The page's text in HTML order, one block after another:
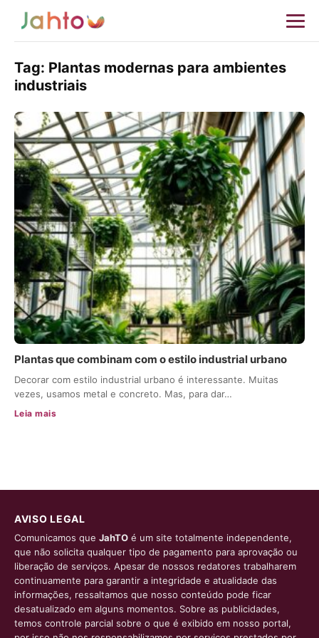
Tag: Plantas modernas para ambientes
industriais
Plantas que combinam com o estilo industrial urbano
Decorar com estilo industrial urbano é interessante. Muitas
vezes, usamos metal e concreto. Mas, para dar…
Leia mais
AVISO LEGAL
Comunicamos que JahTO é um site totalmente independente,
que não solicita qualquer tipo de pagamento para aprovação ou
liberação de serviços. Apesar de nossos redatores trabalharem
continuamente para garantir a integridade e atualidade das
informações, ressaltamos que nosso conteúdo pode ficar
desatualizado em alguns momentos. Sobre as publicidades,
temos controle parcial sobre o que é exibido em nosso portal,